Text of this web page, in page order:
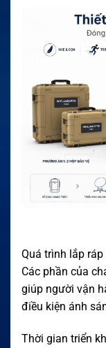
Quá trình lắp
Các phần của
giúp người vận
điều kiện ánh
Thời gian triển